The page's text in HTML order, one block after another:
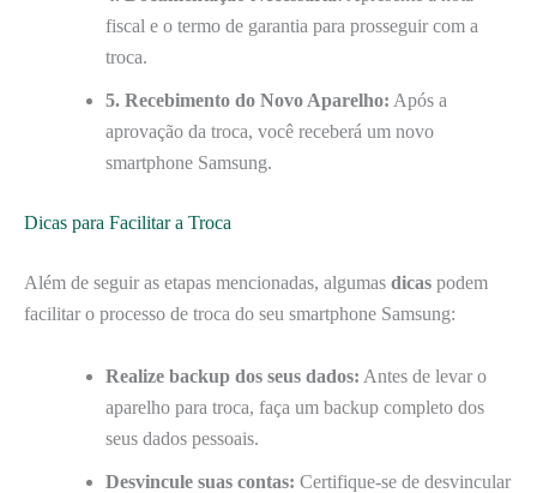
fiscal e o termo de garantia para prosseguir com a
troca.
5. Recebimento do Novo Aparelho: Após a
aprovação da troca, você receberá um novo
smartphone Samsung.
Dicas para Facilitar a Troca
Além de seguir as etapas mencionadas, algumas dicas podem
facilitar o processo de troca do seu smartphone Samsung:
Realize backup dos seus dados: Antes de levar o
aparelho para troca, faça um backup completo dos
seus dados pessoais.
Desvincule suas contas: Certifique-se de desvincular